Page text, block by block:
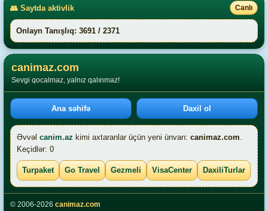
👥 Saytda aktivlik Canlı
Onlayn Tanışlıq: 3691 / 2371
canimaz.com
Sevgi qocalmaz, yalnız qalınmaz!
Ana səhifə Daxil ol
Əvvəl canim.az kimi axtaranlar üçün yeni ünvan: canimaz.com.
Keçidlər: 0
Turpaket Go Travel Gezmeli VisaCenter DaxiliTurlar
© 2006-2026 canimaz.com